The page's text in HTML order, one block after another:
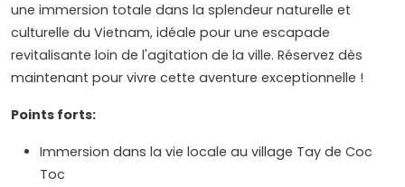
une immersion totale dans la splendeur naturelle et
culturelle du Vietnam, idéale pour une escapade
revitalisante loin de l'agitation de la ville. Réservez dès
maintenant pour vivre cette aventure exceptionnelle !
Points forts:
Immersion dans la vie locale au village Tay de Coc
Toc